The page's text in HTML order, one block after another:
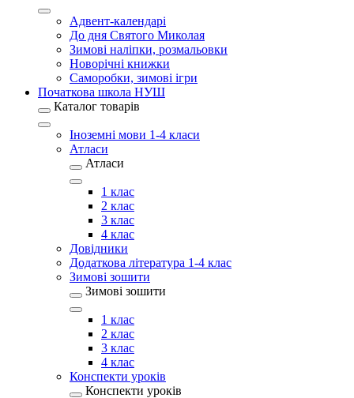
Адвент-календарі
До дня Святого Миколая
Зимові наліпки, розмальовки
Новорічні книжки
Саморобки, зимові ігри
Початкова школа НУШ
Каталог товарів
Іноземні мови 1-4 класи
Атласи
Атласи
1 клас
2 клас
3 клас
4 клас
Довідники
Додаткова література 1-4 клас
Зимові зошити
Зимові зошити
1 клас
2 клас
3 клас
4 клас
Конспекти уроків
Конспекти уроків